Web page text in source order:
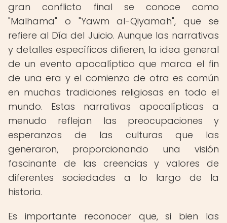
gran conflicto final se conoce como
"Malhama" o "Yawm al-Qiyamah", que se
refiere al Día del Juicio. Aunque las narrativas
y detalles específicos difieren, la idea general
de un evento apocalíptico que marca el fin
de una era y el comienzo de otra es común
en muchas tradiciones religiosas en todo el
mundo. Estas narrativas apocalípticas a
menudo reflejan las preocupaciones y
esperanzas de las culturas que las
generaron, proporcionando una visión
fascinante de las creencias y valores de
diferentes sociedades a lo largo de la
historia.
Es importante reconocer que, si bien las